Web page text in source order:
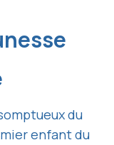
du
enfant du